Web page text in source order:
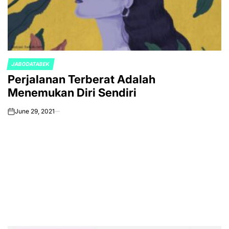
POSTED
IN
JABODATABEK
Perjalanan Terberat Adalah
Menemukan Diri Sendiri
onJune 29, 2021